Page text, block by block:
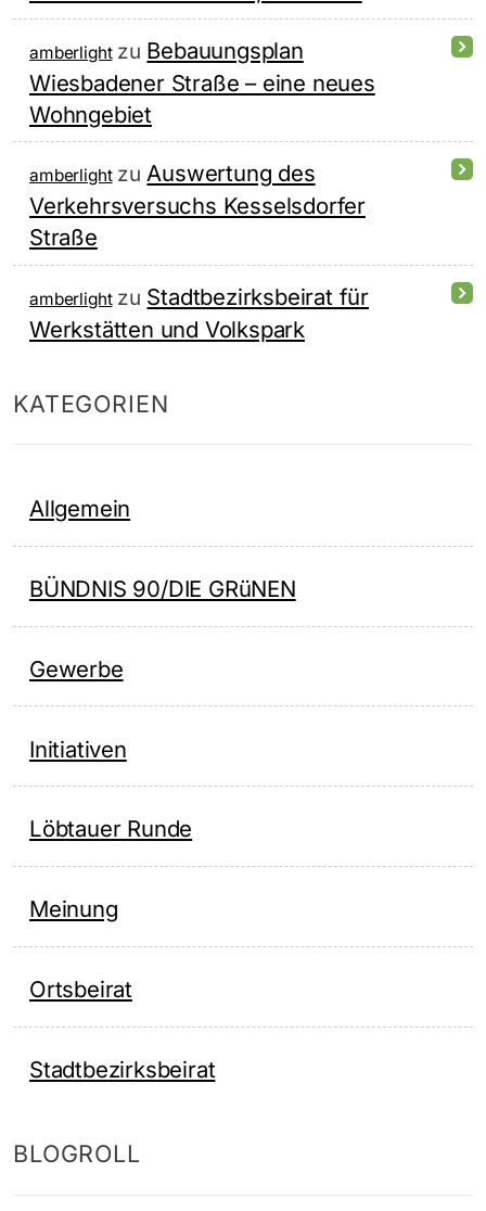
amberlightzu Bebauungsplan
Wiesbadener Straße – eine neues
Wohngebiet
amberlightzuAuswertung des
Verkehrsversuchs Kesselsdorfer
Straße
amberlightzu Stadtbezirksbeirat für
Werkstätten und Volkspark
KATEGORIEN
Allgemein
BÜNDNIS 90/DIE GRüNEN
Gewerbe
Initiativen
Löbtauer Runde
Meinung
Ortsbeirat
Stadtbezirksbeirat
BLOGROLL